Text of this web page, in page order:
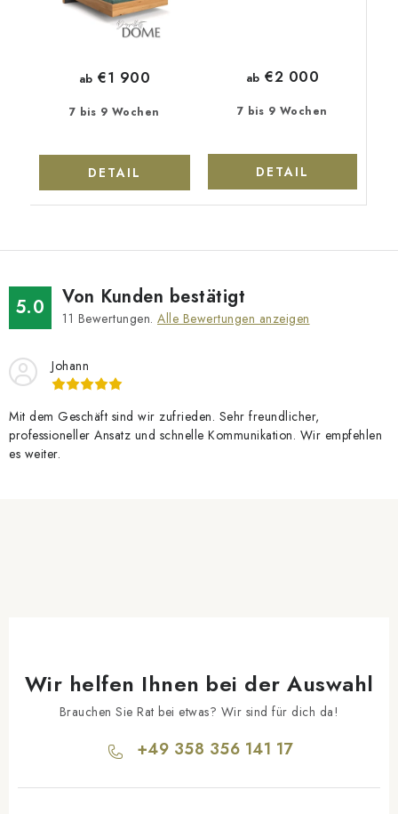
7 bis 9 Wochen
ab €1 900
DETAIL
7 bis 9 Wochen
ab €2 000
DETAIL
5.0 Von Kunden bestätigt
11 Bewertungen. Alle Bewertungen anzeigen
Johann
Mit dem Geschäft sind wir zufrieden. Sehr freundlicher,
professioneller Ansatz und schnelle Kommunikation. Wir empfehlen
es weiter.
Wir helfen Ihnen bei der Auswahl
Brauchen Sie Rat bei etwas? Wir sind für dich da!
+49 358 356 141 17